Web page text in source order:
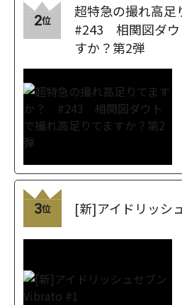
2位
超特急の撮れ高
#243 相関図ダウ
すか？第2弾
3位 [新]アイドリッシ